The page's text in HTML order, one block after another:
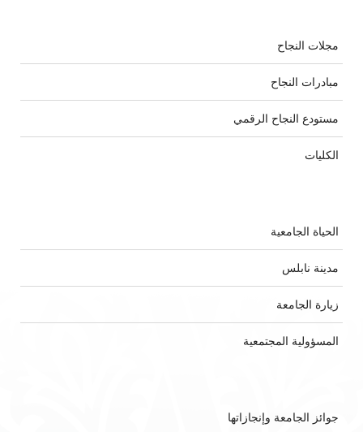
مجلات النجاح
مبادرات النجاح
مستودع النجاح الرقمي
الكليات
الحياة الجامعية
مدينة نابلس
زيارة الجامعة
المسؤولية المجتمعية
جوائز الجامعة وإنجازاتها